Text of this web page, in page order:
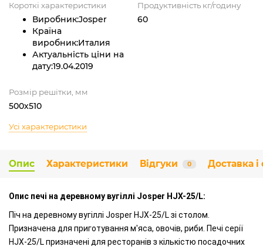
Короткі характеристики
Виробник:Josper
Країна
виробник:Италия
Актуальність ціни на
дату:19.04.2019
Продуктивність кг/годину
60
Розмір решітки, мм
500х510
Усі характеристики
Опис Характеристики Відгуки 0 Доставка і
Опис печі на деревному вугіллі Josper HJX-25/L:
Піч на деревному вугіллі Josper HJX-25/L зі столом.
Призначена для приготування м'яса, овочів, риби. Печі серії
HJX-25/L призначені для ресторанів з кількістю посадочних